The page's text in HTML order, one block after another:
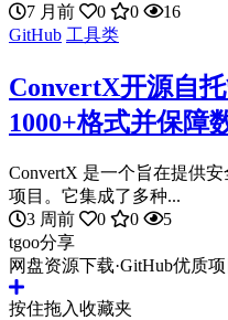
7 月前
0 0
16
GitHub 工具类
ConvertX开源自
1000+格式并保障
ConvertX 是一个旨在提供
项目。它集成了多种...
3 周前
0 0
5
tgoo分享
网盘资源下载·GitHub优质
按住拖入收藏夹